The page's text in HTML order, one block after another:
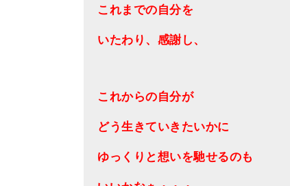
これまでの自分を
いたわり、感謝し、
これからの自分が
どう生きていきたいかに
ゆっくりと想いを馳せるのも